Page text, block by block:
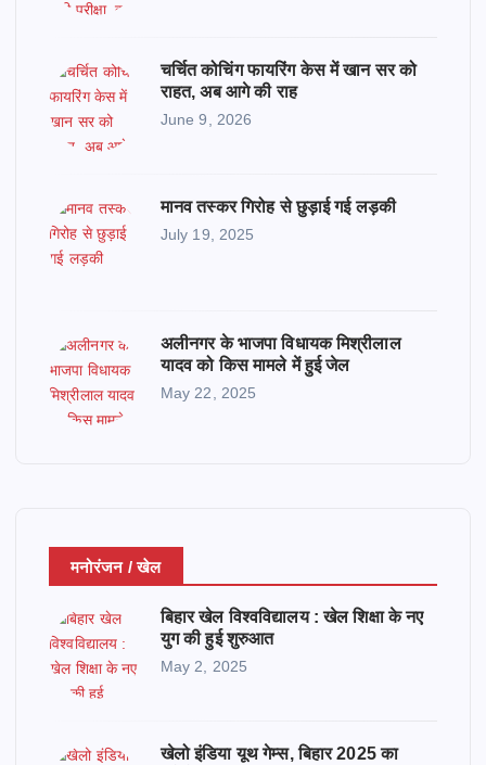
चर्चित कोचिंग फायरिंग केस में खान सर को
राहत, अब आगे की राह
June 9, 2026
मानव तस्कर गिरोह से छुड़ाई गई लड़की
July 19, 2025
अलीनगर के भाजपा विधायक मिश्रीलाल
यादव को किस मामले में हुई जेल
May 22, 2025
मनोरंजन / खेल
बिहार खेल विश्वविद्यालय : खेल शिक्षा के नए
युग की हुई शुरुआत
May 2, 2025
खेलो इंडिया यूथ गेम्स, बिहार 2025 का